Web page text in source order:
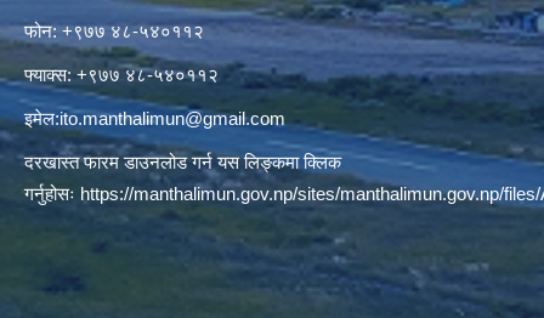
फोन: +९७७ ४८-५४०११२
फ्याक्स: +९७७ ४८-५४०११२
इमेल:ito.manthalimun@gmail.com
दरखास्त फारम डाउनलोड गर्न यस लिङ्कमा क्लिक
गर्नुहोसः https://manthalimun.gov.np/sites/manthalimun.gov.np/